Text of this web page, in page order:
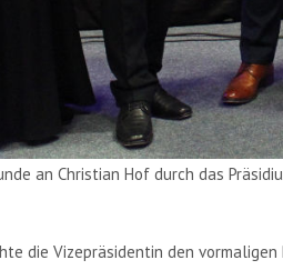
an Christian Hof durch das
die Vizepräsidentin den